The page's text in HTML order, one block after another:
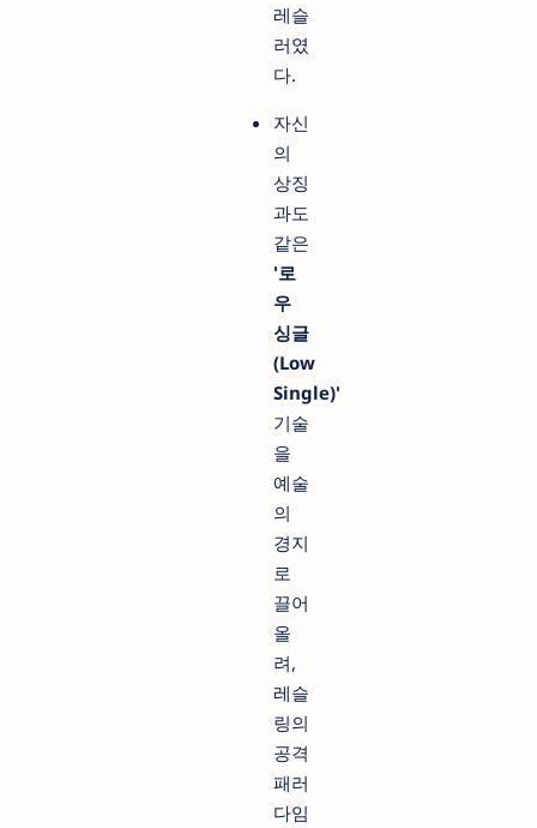
레슬
러였
다.
자신
의
상징
과도
같은
'로
우
싱글
(Low
Single)'
기술
을
예술
의
경지
로
끌어
올
려,
레슬
링의
공격
패러
다임